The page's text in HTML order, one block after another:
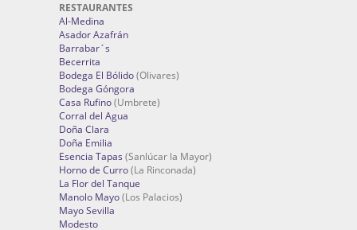
RESTAURANTES
Al-Medina
Asador Azafrán
Barrabar´s
Becerrita
Bodega El Bólido(Olivares)
Bodega Góngora
Casa Rufino(Umbrete)
Corral del Agua
Doña Clara
Doña Emilia
Esencia Tapas (Sanlúcar la Mayor)
Horno de Curro(La Rinconada)
La Flor del Tanque
Manolo Mayo(Los Palacios)
Mayo Sevilla
Modesto